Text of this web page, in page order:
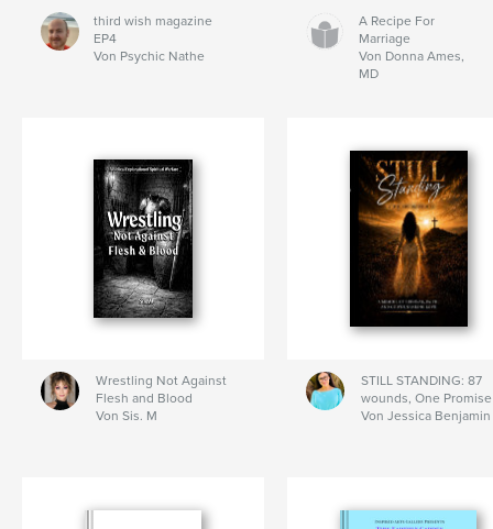
third wish magazine
EP4
Von Psychic Nathe
A Recipe For
Marriage
Von Donna Ames,
MD
Wrestling Not Against
Flesh and Blood
Von Sis. M
STILL STANDING: 87
wounds, One Promise
Von Jessica Benjamin